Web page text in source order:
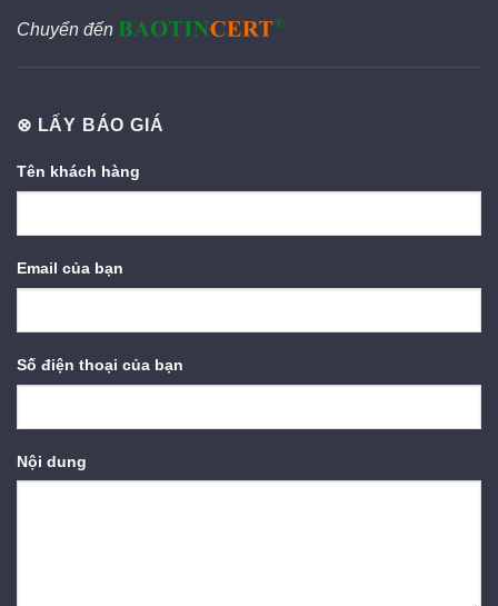
Chuyển đến
⊗ LẤY BÁO GIÁ
Tên khách hàng
Email của bạn
Số điện thoại của bạn
Nội dung